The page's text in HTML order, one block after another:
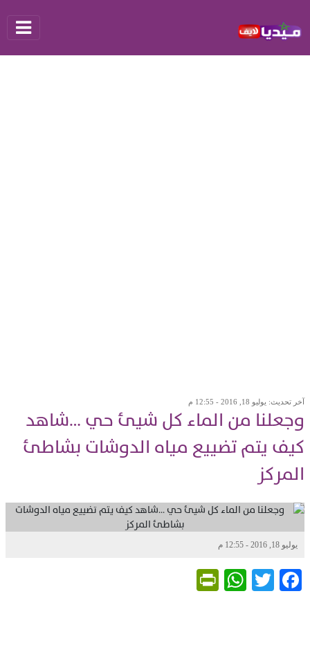
آخر تحديث: يوليو 18, 2016 - 12:55 م
وجعلنا من الماء كل شيئ حي …شاهد
كيف يتم تضييع مياه الدوشات بشاطئ
المركز
يوليو 18, 2016 - 12:55 م
Facebook
Twitter
WhatsApp